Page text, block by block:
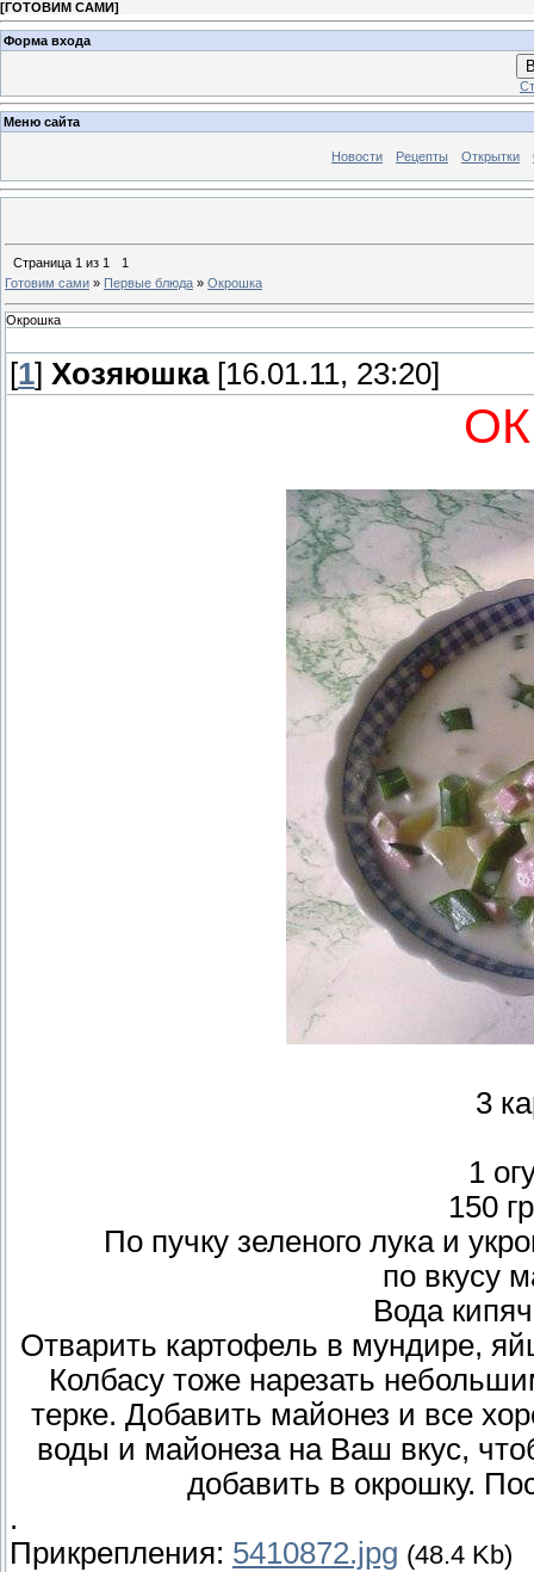
[ГОТОВИМ САМИ]
Форма входа
Меню сайта
Новости Рецепты Открытки
Страница 1 из 1
1
Готовим сами » Первые блюда » Окрошка
Окрошка
[1] Хозяюшка[16.01.11, 23:20]
3
1
150
По пучку зеленого лука и
по вкусу
Вода
Отварить картофель в мундире,
Колбасу тоже нарезать
терке. Добавить майонез и все
воды и майонеза на Ваш вкус,
добавить в окрошку.
.
Прикрепления: 5410872.jpg (48.4 Kb)